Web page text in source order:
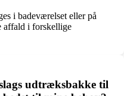
i badeværelset eller på
affald i forskellige
udtræksbakke til